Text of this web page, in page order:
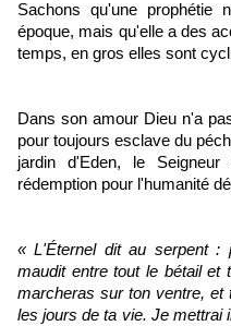
Sachons qu'une prophétie
époque, mais qu'elle a des
temps, en gros elles sont
Dans son amour Dieu n'a
pour toujours esclave du
jardin d'Eden, le
rédemption pour l'humanité
« L'Éternel dit au serpent :
maudit entre tout le bétail et
marcheras sur ton ventre, et
les jours de ta vie. Je mettrai